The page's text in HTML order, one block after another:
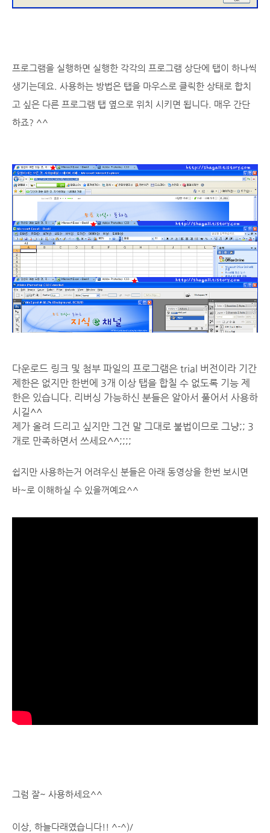
프로그램을 실행하면 실행한 각각의 프로그램 상단에 탭이 하나씩
생기는데요. 사용하는 방법은 탭을 마우스로 클릭한 상태로 합치
고 싶은 다른 프로그램 탭 옆으로 위치 시키면 됩니다. 매우 간단
하죠? ^^
다운로드 링크 및 첨부 파일의 프로그램은 trial 버전이라 기간
제한은 없지만 한번에 3개 이상 탭을 합칠 수 없도록 기능 제
한은 있습니다. 리버싱 가능하신 분들은 알아서 풀어서 사용하
시길^^
제가 올려 드리고 싶지만 그건 말 그대로 불법이므로 그냥;; 3
개로 만족하면서 쓰세요^^;;;;
쉽지만 사용하는거 어려우신 분들은 아래 동영상을 한번 보시면
바~로 이해하실 수 있을꺼예요^^
그럼 잘~ 사용하세요^^
이상, 하늘다래였습니다!! ^-^)/